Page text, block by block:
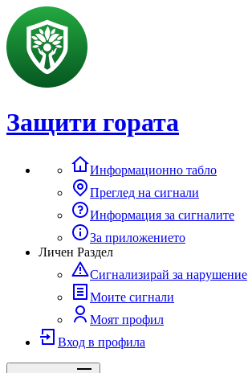
Защити гората
Информационно табло
Преглед на сигнали
Информация за сигналите
За приложението
Личен Раздел
Сигнализирай за нарушение
Моите сигнали
Моят профил
Вход в профила